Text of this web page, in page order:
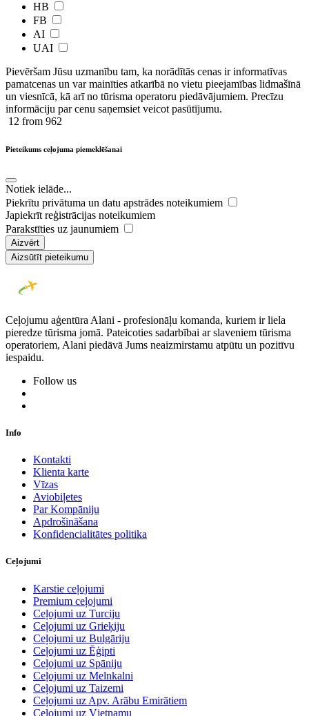
HB
FB
AI
UAI
Pievēršam Jūsu uzmanību tam, ka norādītās cenas ir ​informatīvas ​
pamatcenas un var mainīties atkarībā ​no ​vietu pieejamības lidmašīnā
un viesnīcā, kā arī no tūrisma operatoru piedāvājumiem. Precīzu
informāciju par cenu saņemsiet veicot pasūtījumu.
12 from 962
Pieteikums ceļojuma piemeklēšanai
Notiek ielāde...
Piekrītu privātuma un datu apstrādes noteikumiem
Japiekrīt reģistrācijas noteikumiem
Parakstīties uz jaunumiem
Aizvērt
Aizsūtīt pieteikumu
Ceļojumu aģentūra Alani - profesionāļu komanda, kuriem ir liela
pieredze tūrisma jomā. Pateicoties sadarbībai ar slaveniem tūrisma
operatoriem, Alani piedāvā Jums neaizmirstamu atpūtu un pozitīvu
iespaidu.
Follow us
Info
Kontakti
Klienta karte
Vīzas
Aviobiļetes
Par Kompāniju
Apdrošināšana
Konfidencialitātes politika
Ceļojumi
Karstie ceļojumi
Premium ceļojumi
Ceļojumi uz Turciju
Ceļojumi uz Grieķiju
Ceļojumi uz Bulgāriju
Ceļojumi uz Ēģipti
Ceļojumi uz Spāniju
Ceļojumi uz Melnkalni
Ceļojumi uz Taizemi
Ceļojumi uz Apv. Arābu Emirātiem
Ceļojumi uz Vjetnamu